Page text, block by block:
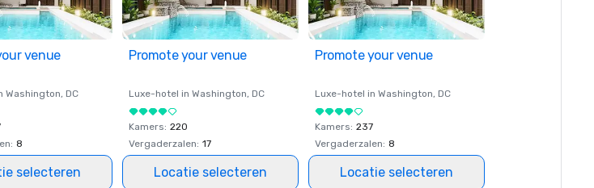
venue
Washington, DC
: 8
selecteren
Promote your venue
Luxe-hotel in Washington, DC
Kamers: 220
Vergaderzalen: 17
Locatie selecteren
Promote your venue
Luxe-hotel in Washington, DC
Kamers: 237
Vergaderzalen: 8
Locatie selecteren